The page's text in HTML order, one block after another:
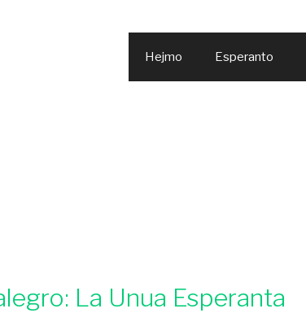
Hejmo Esperanto
La Unua Esperanta